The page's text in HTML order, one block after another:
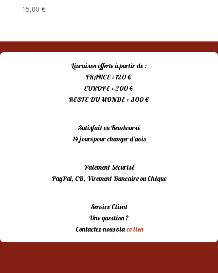
15,00 €
Livraison offerte à partir de :
FRANCE : 120 €
EUROPE : 200 €
RESTE DU MONDE : 300 €
Satisfait ou Remboursé
14 jours pour changer d’avis
Paiement Sécurisé
PayPal, CB, Virement Bancaire ou Chèque
Service Client
Une question ?
Contactez-nous viace lien